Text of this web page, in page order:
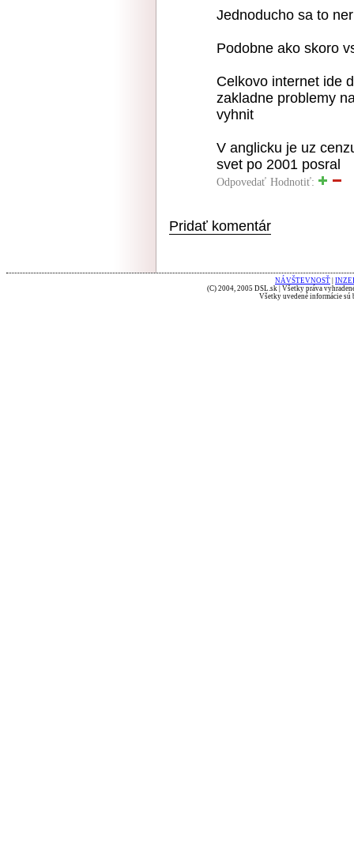
Jednoducho sa to
Podobne ako skoro
Celkovo internet ide
zakladne problemy
vyhnit
V anglicku je uz
svet po 2001 posral
Odpovedať Hodnotiť:
Pridať komentár
NÁVŠTEVNOSŤ
(C) 2004, 2005 DSL.sk | Všetky práva
Všetky uvedené informácie sú